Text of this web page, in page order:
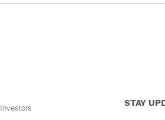
Investors
STAY